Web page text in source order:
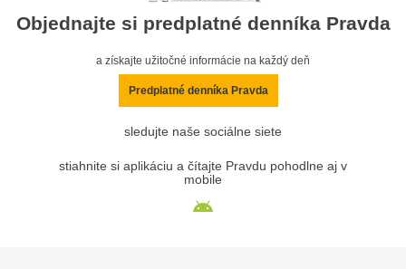
Objednajte si predplatné denníka Pravda
a získajte užitočné informácie na každý deň
Predplatné denníka Pravda
sledujte naše sociálne siete
stiahnite si aplikáciu a čítajte Pravdu pohodlne aj v
mobile